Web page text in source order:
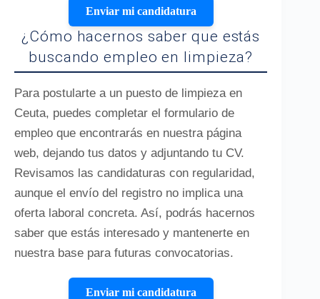
Enviar mi candidatura
¿Cómo hacernos saber que estás
buscando empleo en limpieza?
Para postularte a un puesto de limpieza en
Ceuta, puedes completar el formulario de
empleo que encontrarás en nuestra página
web, dejando tus datos y adjuntando tu CV.
Revisamos las candidaturas con regularidad,
aunque el envío del registro no implica una
oferta laboral concreta. Así, podrás hacernos
saber que estás interesado y mantenerte en
nuestra base para futuras convocatorias.
Enviar mi candidatura